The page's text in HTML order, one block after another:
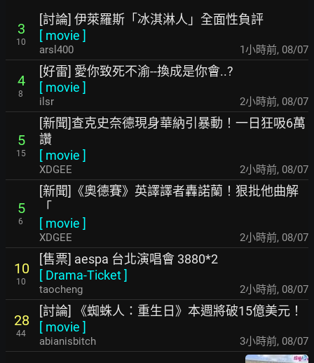
3
10
[討論] 伊萊羅斯「冰淇淋人」全面性負評
[ movie ]
arsl400 1小時前, 08/07
4
8
[好雷] 愛你致死不渝--換成是你會..?
[ movie ]
ilsr 2小時前, 08/07
5
15
[新聞]查克史奈德現身華納引暴動！一日狂吸6萬
讚
[ movie ]
XDGEE 2小時前, 08/07
5
6
[新聞]《奧德賽》英譯譯者轟諾蘭！狠批他曲解
「
[ movie ]
XDGEE 2小時前, 08/07
10
10
[售票] aespa 台北演唱會 3880*2
[ Drama-Ticket]
taocheng 2小時前, 08/07
28
44
[討論] 《蜘蛛人：重生日》本週將破15億美元！
[ movie ]
abianisbitch 3小時前, 08/07